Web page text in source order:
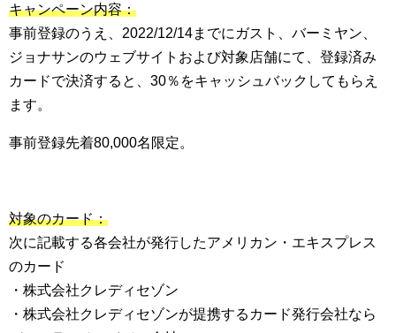
キャンペーン内容：
事前登録のうえ、2022/12/14までにガスト、バーミヤン、
ジョナサンのウェブサイトおよび対象店舗にて、登録済み
カードで決済すると、30％をキャッシュバックしてもらえ
ます。
事前登録先着80,000名限定。
対象のカード：
次に記載する各会社が発行したアメリカン・エキスプレス
のカード
・株式会社クレディセゾン
・株式会社クレディセゾンが提携するカード発行会社なら